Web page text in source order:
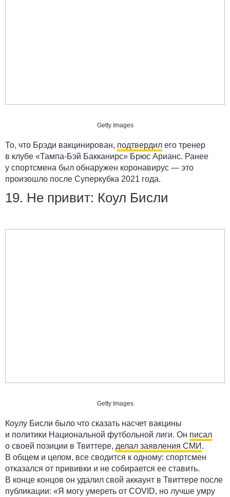
Getty Images
То, что Брэди вакцинирован, подтвердил его тренер
в клубе «Тампа-Бэй Бакканирс» Брюс Арианс. Ранее
у спортсмена был обнаружен коронавирус — это
произошло после Суперкубка 2021 года.
19. Не привит: Коул Бисли
Getty Images
Коулу Бисли было что сказать насчет вакцины
и политики Национальной футбольной лиги. Он писал
о своей позиции в Твиттере, делал заявления СМИ .
В общем и целом, все сводится к одному: спортсмен
отказался от прививки и не собирается ее ставить.
В конце концов он удалил свой аккаунт в Твиттере после
публикации: «Я могу умереть от COVID, но лучше умру